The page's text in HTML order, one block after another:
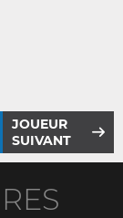
JOUEUR
SUIVANT